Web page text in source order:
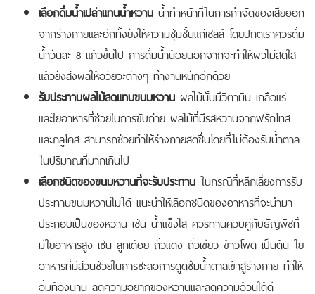
เลือกดื่มน้ำเปล่าแทนน้ำหวาน น้ำทำหน้าที่ในการกำจัดของเสียออก
จากร่างกายและอีกทั้งยังให้ความชุ่มชื้นแก่เซลล์ โดยปกติเราควรดื่ม
น้ำวันละ 8 แก้วขึ้นไป การดื่มน้ำน้อยนอกจากจะทำให้ผิวไม่สดใส
แล้วยังส่งผลให้อวัยวะต่างๆ ทำงานหนักอีกด้วย
รับประทานผลไม้สดแทนขนมหวาน ผลไม้นั้นมีวิตามิน เกลือแร่
และใยอาหารที่ช่วยในการขับถ่าย ผลไม้ที่มีรสหวานจากฟรักโทส
และกลูโคส สามารถช่วยทำให้ร่างกายสดชื่นโดยที่ไม่ต้องรับน้ำตาล
ในปริมาณที่มากเกินไป
เลือกชนิดของขนมหวานที่จะรับประทาน ในกรณีที่หลีกเลี่ยงการรับ
ประทานขนมหวานไม่ได้ แนะนำให้เลือกชนิดของอาหารที่จะนำมา
ประกอบเป็นของหวาน เช่น น้ำแข็งไส ควรทานควบคู่กับธัญพืชที่
มีใยอาหารสูง เช่น ลูกเดือย ถั่วแดง ถั่วเขียว ข้าวโพด เป็นต้น ใย
อาหารที่มีส่วนช่วยในการชะลอการดูดซึมน้ำตาลเข้าสู่ร่างกาย ทำให้
อิ่มท้องนาน ลดความอยากของหวานและลดความอ้วนได้ดี